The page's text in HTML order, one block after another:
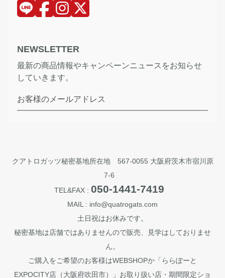
NEWSLETTER
最新の商品情報やキャンペーンニュースをお知らせ
していきます。
お客様のメールアドレス
クアトロガッツ秘密基地所在地 567-0055 大阪府茨木市宿川原
7-6
TEL&FAX : 050-1441-7419
MAIL : info@quatrogats.com
土日祝はお休みです。
秘密基地は店舗ではありませんので販売、見学はしておりませ
ん。
ご購入をご希望のお客様はWEBSHOPか「ららぽーと
EXPOCITY店（大阪府吹田市）」お取り扱い店・期間限定ショ